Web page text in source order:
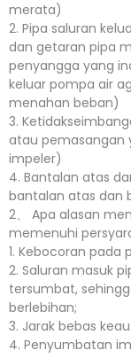
merata)
2. Pipa saluran
dan getaran pipa
penyangga yang
keluar pompa air
menahan beban)
3.
atau pemasangan
impeler)
4. Bantalan atas
bantalan atas dan
2、 Apa alasan
memenuhi
1. Kebocoran
2. Saluran masuk
tersumbat,
berlebihan;
3. Jarak bebas
4. Penyumbatan